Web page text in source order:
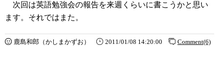
次回は英語勉強会の報告を来週くらいに書こうかと思い
ます。それではまた。
鹿島和郎（かしまかずお） 2011/01/08 14:20:00 Comment(6)